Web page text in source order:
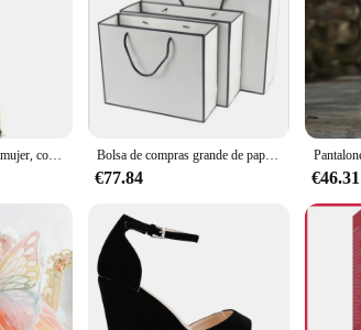
Chándal de punto para mujer, conjunto de dos piezas formado por suéter y pantalón de cintura elástica, otoño e invierno, novedad de 2024 Bolsa de compras grande de papel blanco con logotipo personalizado, bolsa de compras con borde negro y Asa de cinta para ropa, caja de embalaje de regalo, 10/100 piezas
€77.84 €46.31